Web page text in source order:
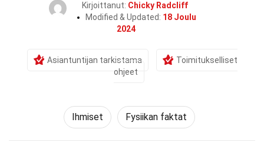
Kirjoittanut: Chicky Radcliff
Modified & Updated: 18 Joulu
2024
Asiantuntijan tarkistama
Toimitukselliset
ohjeet
Ihmiset Fysiikan faktat